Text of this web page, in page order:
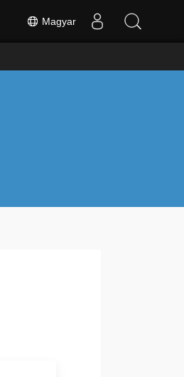
Magyar